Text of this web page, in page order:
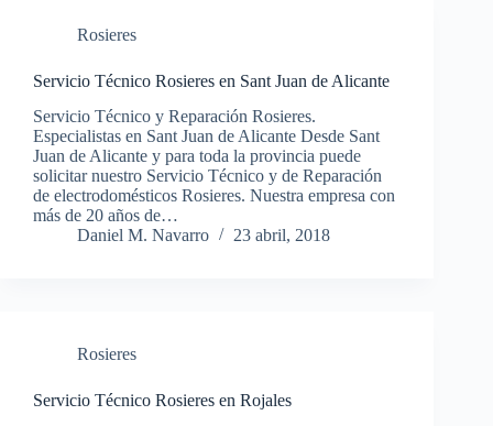
Rosieres
Servicio Técnico Rosieres en Sant Juan de Alicante
Servicio Técnico y Reparación Rosieres.
Especialistas en Sant Juan de Alicante Desde Sant
Juan de Alicante y para toda la provincia puede
solicitar nuestro Servicio Técnico y de Reparación
de electrodomésticos Rosieres. Nuestra empresa con
más de 20 años de…
Daniel M. Navarro
23 abril, 2018
Rosieres
Servicio Técnico Rosieres en Rojales